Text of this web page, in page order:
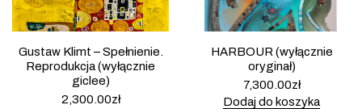
Gustaw Klimt – Spełnienie.
Reprodukcja (wyłącznie
giclee)
2,300.00zł
HARBOUR (wyłącznie
oryginał)
7,300.00zł
Dodaj do koszyka